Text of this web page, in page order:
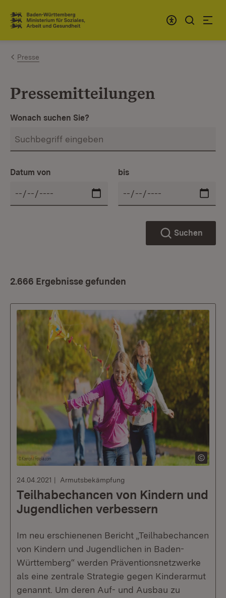
Zum Inhalt springen
Link zur Startseite
Presse
Pressemitteilungen
Wonach suchen Sie?
Datum von bis
Suchen
2.666 Ergebnisse gefunden
24.04.2021 Armutsbekämpfung
Teilhabechancen von Kindern und
Jugendlichen verbessern
Im neu erschienenen Bericht „Teilhabechancen
von Kindern und Jugendlichen in Baden-
Württemberg“ werden Präventionsnetzwerke
als eine zentrale Strategie gegen Kinderarmut
genannt. Um deren Auf- und Ausbau zu